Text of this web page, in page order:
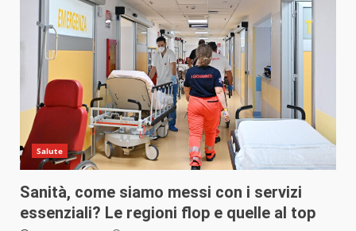
Salute
Sanità, come siamo messi con i servizi
essenziali? Le regioni flop e quelle al top